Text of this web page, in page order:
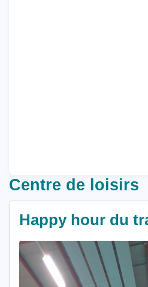
Centre de loisirs
Happy hour du